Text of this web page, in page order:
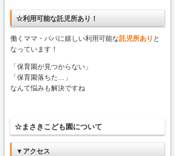
☆利用可能な託児所あり！
働くママ・パパに嬉しい利用可能な託児所あり と
なっています！
「保育園が見つからない」
「保育園落ちた…」
なんて悩みも解決ですね
☆まさきこども園について
▼アクセス